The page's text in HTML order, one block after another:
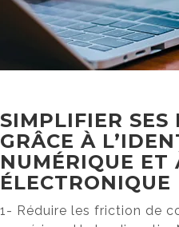
SIMPLIFIER SES
GRÂCE À
NUMÉRIQUE ET
ÉLECTRONIQUE
1- Réduire les friction de